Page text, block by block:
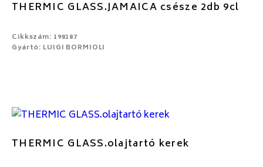
THERMIC GLASS.JAMAICA csésze 2db 9cl
Cikkszám: 198187
Gyártó: LUIGI BORMIOLI
THERMIC GLASS.olajtartó kerek